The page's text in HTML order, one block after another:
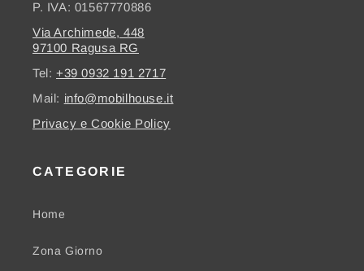
P. IVA: 01567770886
Via Archimede, 448
97100 Ragusa RG
Tel: +39 0932 191 2717
Mail: info@mobilhouse.it
Privacy e Cookie Policy
CATEGORIE
Home
Zona Giorno